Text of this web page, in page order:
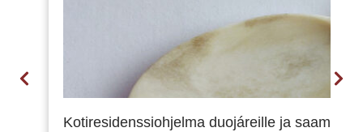
Kotiresidenssiohjelma duojáreille ja